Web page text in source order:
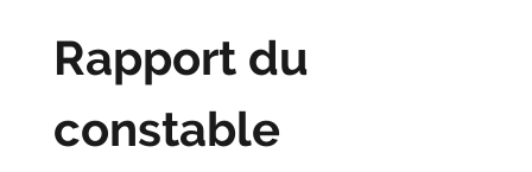
Rapport du
constable